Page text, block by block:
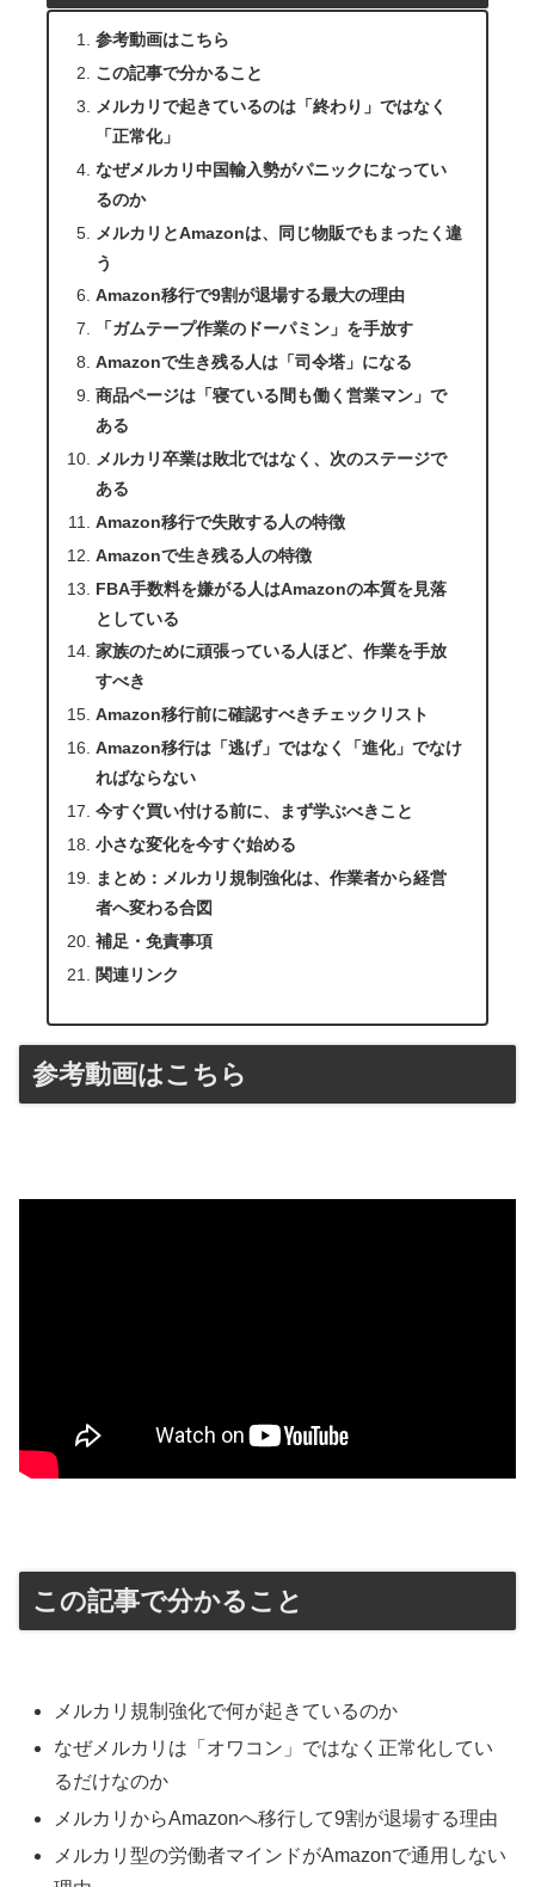
参考動画はこちら
この記事で分かること
メルカリで起きているのは「終わり」ではなく
「正常化」
なぜメルカリ中国輸入勢がパニックになってい
るのか
メルカリとAmazonは、同じ物販でもまったく違
う
Amazon移行で9割が退場する最大の理由
「ガムテープ作業のドーパミン」を手放す
Amazonで生き残る人は「司令塔」になる
商品ページは「寝ている間も働く営業マン」で
ある
メルカリ卒業は敗北ではなく、次のステージで
ある
Amazon移行で失敗する人の特徴
Amazonで生き残る人の特徴
FBA手数料を嫌がる人はAmazonの本質を見落
としている
家族のために頑張っている人ほど、作業を手放
すべき
Amazon移行前に確認すべきチェックリスト
Amazon移行は「逃げ」ではなく「進化」でなけ
ればならない
今すぐ買い付ける前に、まず学ぶべきこと
小さな変化を今すぐ始める
まとめ：メルカリ規制強化は、作業者から経営
者へ変わる合図
補足・免責事項
関連リンク
参考動画はこちら
この記事で分かること
メルカリ規制強化で何が起きているのか
なぜメルカリは「オワコン」ではなく正常化してい
るだけなのか
メルカリからAmazonへ移行して9割が退場する理由
メルカリ型の労働者マインドがAmazonで通用しない